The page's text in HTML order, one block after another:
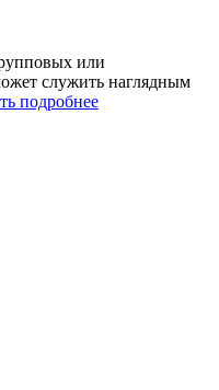
или
служить наглядным
подробнее